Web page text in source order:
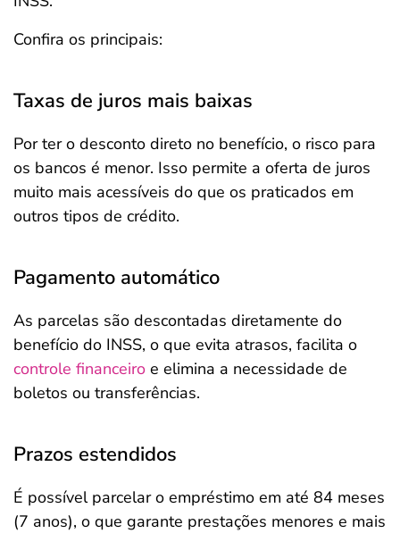
Confira os principais:
Taxas de juros mais baixas
Por ter o desconto direto no benefício, o risco para
os bancos é menor. Isso permite a oferta de juros
muito mais acessíveis do que os praticados em
outros tipos de crédito.
Pagamento automático
As parcelas são descontadas diretamente do
benefício do INSS, o que evita atrasos, facilita o
controle financeiro e elimina a necessidade de
boletos ou transferências.
Prazos estendidos
É possível parcelar o empréstimo em até 84 meses
(7 anos), o que garante prestações menores e mais